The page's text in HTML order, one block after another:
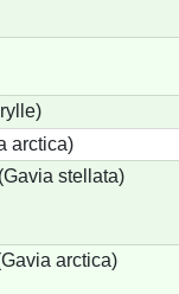
arctica)
stellata)
arctica)